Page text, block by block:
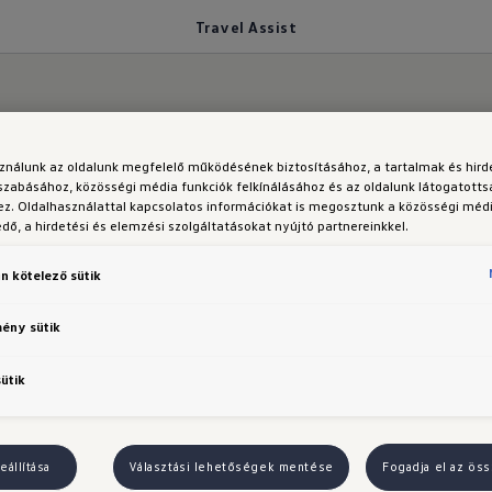
Travel Assist
a többiektől a távolságot
helymeghatározási adatokkal
² kifejezetten hasznos vezetéstámogató
képes tartani a sávot, a
az
segítségével, ami aktívan a sáv
alkalmazkodik az Ön vezetési stílusához, és
középen, hanem inkább bal vagy jobb oldalon
az oldalunk megfelelő működésének biztosításához, a tartalmak és
közösségi média funkciók felkínálásához és az oldalunk
Oldalhasználattal kapcsolatos információkat is megosztunk a közösségi
a hirdetési és elemzési szolgáltatásokat nyújtó partnereinkkel.
kötelező sütik
sütik
Választási lehetőségek mentése Fogadja el az